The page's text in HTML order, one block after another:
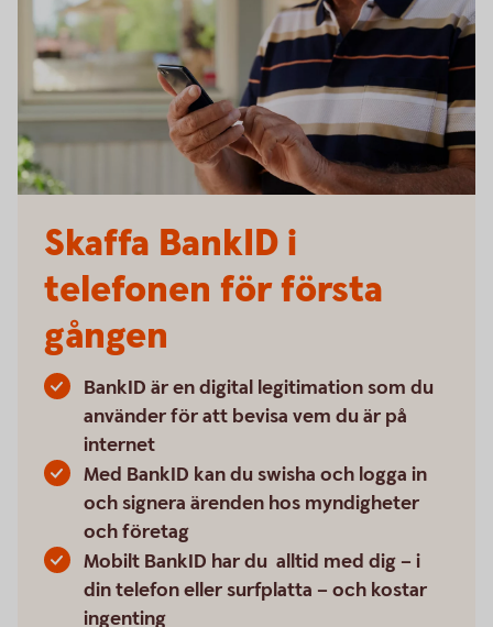
Skaffa BankID i
telefonen för första
gången
BankID är en digital legitimation som du
använder för att bevisa vem du är på
internet
Med BankID kan du swisha och logga in
och signera ärenden hos myndigheter
och företag
Mobilt BankID har du alltid med dig – i
din telefon eller surfplatta – och kostar
ingenting